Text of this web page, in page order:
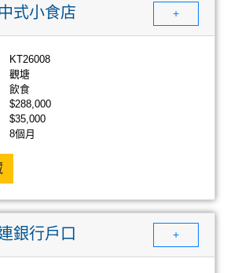
式小食店 +
KT26008
觀塘
飲食
$288,000
$35,000
8個月
銀行戶口 +